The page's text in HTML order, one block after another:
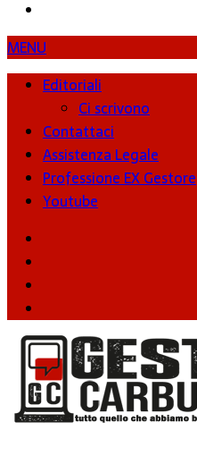
MENU
Editoriali
Ci scrivono
Contattaci
Assistenza Legale
Professione EX Gestore
Youtube